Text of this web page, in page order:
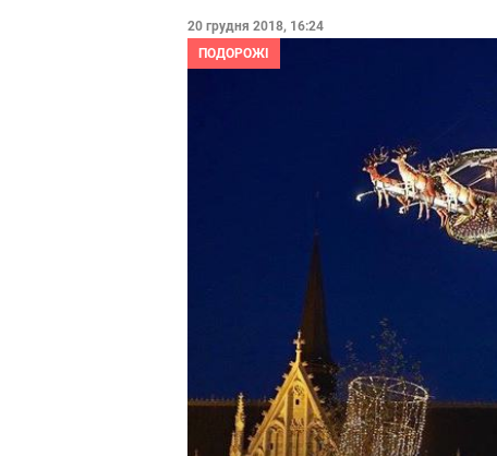
20 грудня 2018, 16:24
ПОДОРОЖІ